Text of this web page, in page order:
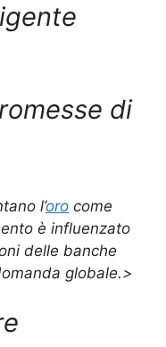
di
l’oro come
è influenzato
delle banche
globale.>